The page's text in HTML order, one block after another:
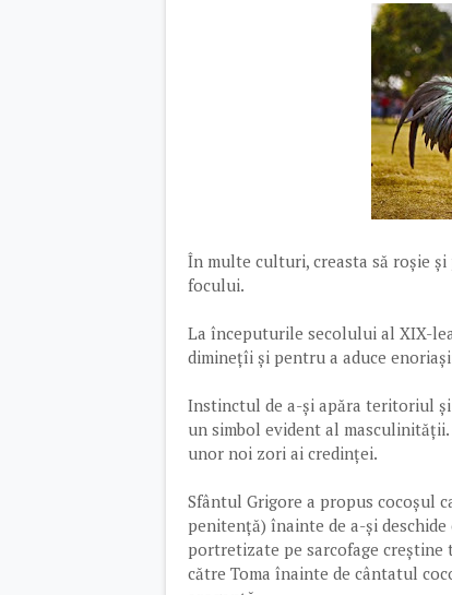
În multe culturi, creasta să roșie
focului.
La începuturile secolului al XIX-
diminețîi și pentru a aduce
Instinctul de a-și apăra teritoriul
un simbol evident al
unor noi zori ai credinței.
Sfântul Grigore a propus cocoșul
penitență) înainte de a-și
portretizate pe sarcofage
către Toma înainte de cântatul